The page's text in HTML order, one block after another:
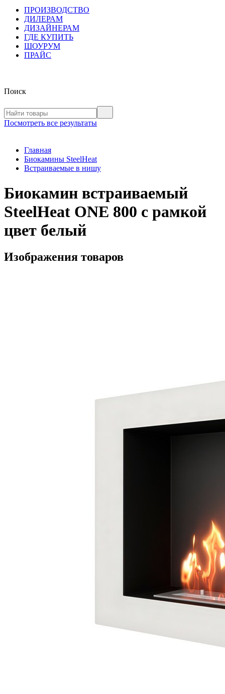
ПРОИЗВОДСТВО
ДИЛЕРАМ
ДИЗАЙНЕРАМ
ГДЕ КУПИТЬ
ШОУРУМ
ПРАЙС
Поиск
Посмотреть все результаты
Главная
Биокамины SteelHeat
Встраиваемые в нишу
Биокамин встраиваемый
SteelHeat ONE 800 с рамкой
цвет белый
Изображения товаров